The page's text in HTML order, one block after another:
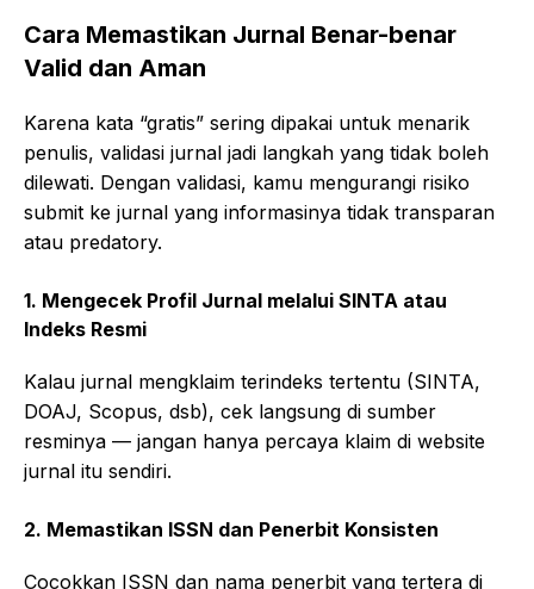
Cara Memastikan Jurnal Benar-benar
Valid dan Aman
Karena kata “gratis” sering dipakai untuk menarik
penulis, validasi jurnal jadi langkah yang tidak boleh
dilewati. Dengan validasi, kamu mengurangi risiko
submit ke jurnal yang informasinya tidak transparan
atau predatory.
1. Mengecek Profil Jurnal melalui SINTA atau
Indeks Resmi
Kalau jurnal mengklaim terindeks tertentu (SINTA,
DOAJ, Scopus, dsb), cek langsung di sumber
resminya — jangan hanya percaya klaim di website
jurnal itu sendiri.
2. Memastikan ISSN dan Penerbit Konsisten
Cocokkan ISSN dan nama penerbit yang tertera di